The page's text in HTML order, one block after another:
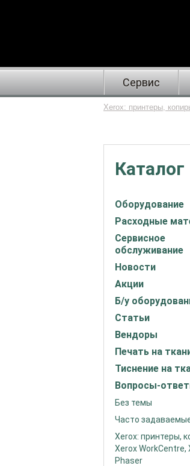
Сервис
Xerox: принтеры,
Каталог
Оборудование
Расходные
Сервисное
обслуживание
Новости
Акции
Б/у
Статьи
Вендоры
Печать на
Тиснение на
Вопросы-
Без темы
Часто
Xerox: принтеры,
Xerox WorkCentre,
Phaser